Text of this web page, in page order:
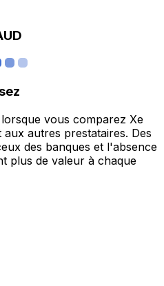
vous comparez Xe
autres prestataires. Des
des banques et l'absence
plus de valeur à chaque